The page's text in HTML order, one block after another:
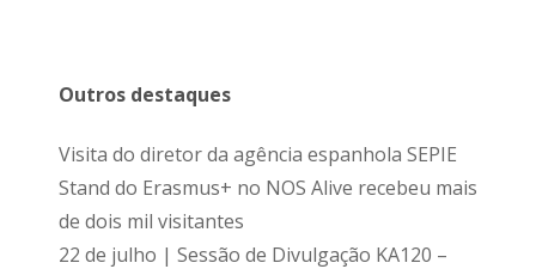
Outros destaques
Visita do diretor da agência espanhola SEPIE
Stand do Erasmus+ no NOS Alive recebeu mais
de dois mil visitantes
22 de julho | Sessão de Divulgação KA120 –